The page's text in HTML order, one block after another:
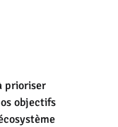
prioriser
objectifs